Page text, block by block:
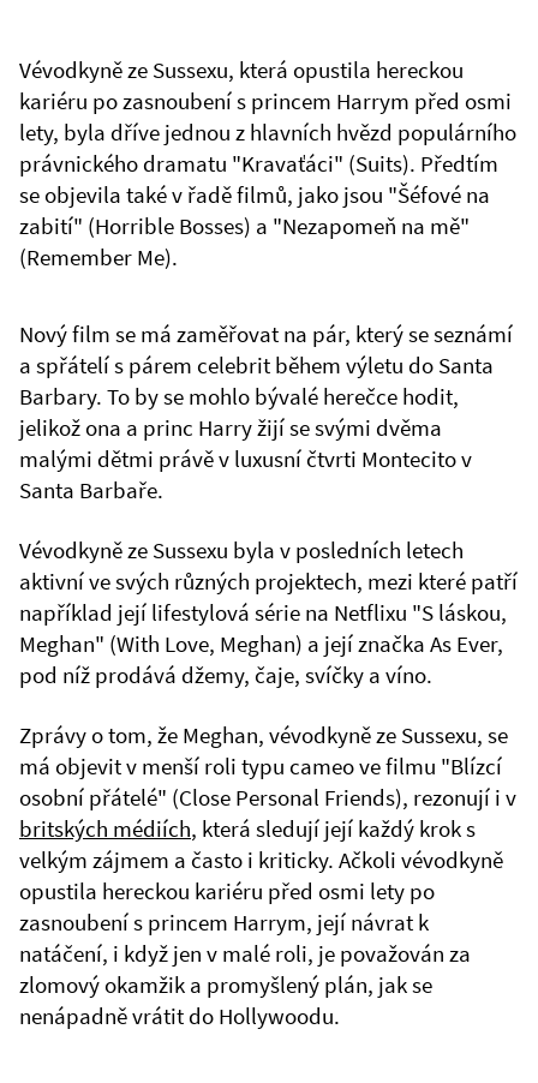
Vévodkyně ze Sussexu, která opustila hereckou
kariéru po zasnoubení s princem Harrym před osmi
lety, byla dříve jednou z hlavních hvězd populárního
právnického dramatu "Kravaťáci" (Suits). Předtím
se objevila také v řadě filmů, jako jsou "Šéfové na
zabití" (Horrible Bosses) a "Nezapomeň na mě"
(Remember Me).
Nový film se má zaměřovat na pár, který se seznámí
a spřátelí s párem celebrit během výletu do Santa
Barbary. To by se mohlo bývalé herečce hodit,
jelikož ona a princ Harry žijí se svými dvěma
malými dětmi právě v luxusní čtvrti Montecito v
Santa Barbaře.
Vévodkyně ze Sussexu byla v posledních letech
aktivní ve svých různých projektech, mezi které patří
například její lifestylová série na Netflixu "S láskou,
Meghan" (With Love, Meghan) a její značka As Ever,
pod níž prodává džemy, čaje, svíčky a víno.
Zprávy o tom, že Meghan, vévodkyně ze Sussexu, se
má objevit v menší roli typu cameo ve filmu "Blízcí
osobní přátelé" (Close Personal Friends), rezonují i v
britských médiích, která sledují její každý krok s
velkým zájmem a často i kriticky. Ačkoli vévodkyně
opustila hereckou kariéru před osmi lety po
zasnoubení s princem Harrym, její návrat k
natáčení, i když jen v malé roli, je považován za
zlomový okamžik a promyšlený plán, jak se
nenápadně vrátit do Hollywoodu.